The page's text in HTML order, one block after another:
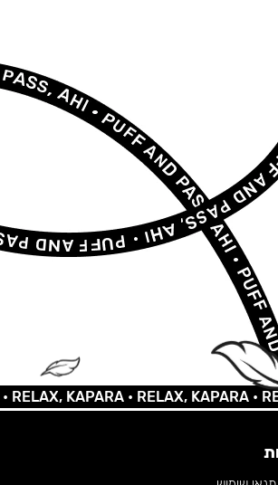
KAPARA •RELAX, KAPARA •